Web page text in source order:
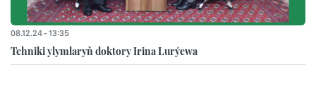
08.12.24 - 13:35
Tehniki ylymlaryň doktory Irina Lurýewa